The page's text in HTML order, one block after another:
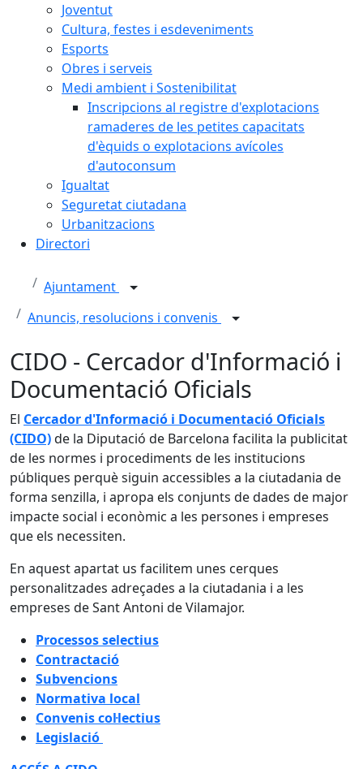
Joventut
Cultura, festes i esdeveniments
Esports
Obres i serveis
Medi ambient i Sostenibilitat
Inscripcions al registre d'explotacions
ramaderes de les petites capacitats
d'èquids o explotacions avícoles
d'autoconsum
Igualtat
Seguretat ciutadana
Urbanitzacions
Directori
Ajuntament
Anuncis, resolucions i convenis
CIDO - Cercador d'Informació i
Documentació Oficials
El Cercador d'Informació i Documentació Oficials
(CIDO)de la Diputació de Barcelona facilita la publicitat
de les normes i procediments de les institucions
públiques perquè siguin accessibles a la ciutadania de
forma senzilla, i apropa els conjunts de dades de major
impacte social i econòmic a les persones i empreses
que els necessiten.
En aquest apartat us facilitem unes cerques
personalitzades adreçades a la ciutadania i a les
empreses de Sant Antoni de Vilamajor.
Processos selectius
Contractació
Subvencions
Normativa local
Convenis col·lectius
Legislació